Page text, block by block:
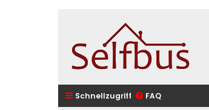
Schnellzugriff FAQ